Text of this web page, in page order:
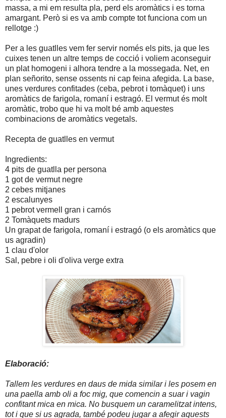
massa, a mi em resulta pla, perd els aromàtics i es torna
amargant. Però si es va amb compte tot funciona com un
rellotge :)
Per a les guatlles vem fer servir només els pits, ja que les
cuixes tenen un altre temps de cocció i voliem aconseguir
un plat homogeni i alhora tendre a la mossegada. Net, en
plan señorito, sense ossents ni cap feina afegida. La base,
unes verdures confitades (ceba, pebrot i tomàquet) i uns
aromàtics de farigola, romaní i estragó. El vermut és molt
aromàtic, trobo que hi va molt bé amb aquestes
combinacions de aromàtics vegetals.
Recepta de guatlles en vermut
Ingredients:
4 pits de guatlla per persona
1 got de vermut negre
2 cebes mitjanes
2 escalunyes
1 pebrot vermell gran i carnós
2 Tomàquets madurs
Un grapat de farigola, romaní i estragó (o els aromàtics que
us agradin)
1 clau d'olor
Sal, pebre i oli d'oliva verge extra
Elaboració:
Tallem les verdures en daus de mida similar i les posem en
una paella amb oli a foc mig, que comencin a suar i vagin
confitant mica en mica. No busquem un caramelitzat intens,
tot i que si us agrada, també podeu jugar a afegir aquests